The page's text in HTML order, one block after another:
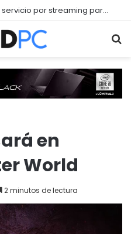
Amazon anuncia su nuevo servicio por streaming para juegos llamado Luna
en
World
2 minutos de lectura